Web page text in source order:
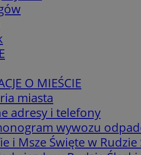
O MIEŚCIE
miasta
adresy i telefony
wywozu
i Msze Święte w Rudzie